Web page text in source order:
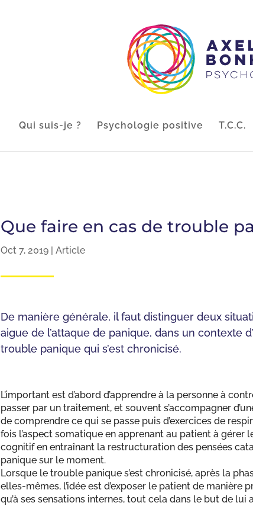
Qui suis-je ? Psychologie positive T.C.C.
Que faire en cas de trouble
Oct 7, 2019| Article
De manière générale, il faut distinguer deux
aigue de l’attaque de panique, dans un contexte
trouble panique qui s’est chronicisé.
L’important est d’abord d’apprendre à la personne à
passer par un traitement, et souvent s’accompagner
de comprendre ce qui se passe puis d’exercices de
fois l’aspect somatique en apprenant au patient à gérer
cognitif en entraînant la restructuration des pensées
panique sur le moment.
Lorsque le trouble panique s’est chronicisé, après la
elles-mêmes, l’idée est d’exposer le patient de manière
qu’à ses sensations internes, tout cela dans le but de